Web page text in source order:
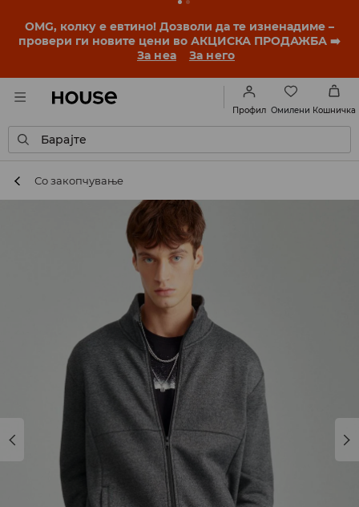
OMG, колку е евтино! Дозволи да те изненадиме –
провери ги новите цени во АКЦИСКА ПРОДАЖБА ➡️
За неа
За него
Профил Омилени Кошничка
Барајте
Со закопчување